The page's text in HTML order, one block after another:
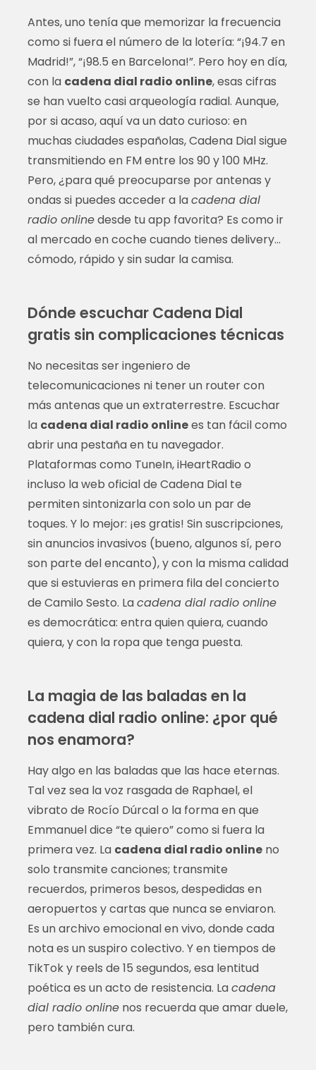
Antes, uno tenía que memorizar la frecuencia
como si fuera el número de la lotería: “¡94.7 en
Madrid!”, “¡98.5 en Barcelona!”. Pero hoy en día,
con la cadena dial radio online, esas cifras
se han vuelto casi arqueología radial. Aunque,
por si acaso, aquí va un dato curioso: en
muchas ciudades españolas, Cadena Dial sigue
transmitiendo en FM entre los 90 y 100 MHz.
Pero, ¿para qué preocuparse por antenas y
ondas si puedes acceder a lacadena dial
radio onlinedesde tu app favorita? Es como ir
al mercado en coche cuando tienes delivery…
cómodo, rápido y sin sudar la camisa.
Dónde escuchar Cadena Dial
gratis sin complicaciones técnicas
No necesitas ser ingeniero de
telecomunicaciones ni tener un router con
más antenas que un extraterrestre. Escuchar
la cadena dial radio onlinees tan fácil como
abrir una pestaña en tu navegador.
Plataformas como TuneIn, iHeartRadio o
incluso la web oficial de Cadena Dial te
permiten sintonizarla con solo un par de
toques. Y lo mejor: ¡es gratis! Sin suscripciones,
sin anuncios invasivos (bueno, algunos sí, pero
son parte del encanto), y con la misma calidad
que si estuvieras en primera fila del concierto
de Camilo Sesto. Lacadena dial radio online
es democrática: entra quien quiera, cuando
quiera, y con la ropa que tenga puesta.
La magia de las baladas en la
cadena dial radio online: ¿por qué
nos enamora?
Hay algo en las baladas que las hace eternas.
Tal vez sea la voz rasgada de Raphael, el
vibrato de Rocío Dúrcal o la forma en que
Emmanuel dice “te quiero” como si fuera la
primera vez. La cadena dial radio onlineno
solo transmite canciones; transmite
recuerdos, primeros besos, despedidas en
aeropuertos y cartas que nunca se enviaron.
Es un archivo emocional en vivo, donde cada
nota es un suspiro colectivo. Y en tiempos de
TikTok y reels de 15 segundos, esa lentitud
poética es un acto de resistencia. Lacadena
dial radio onlinenos recuerda que amar duele,
pero también cura.